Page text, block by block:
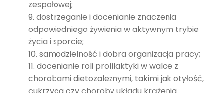
zespołowej;
dostrzeganie i docenianie znaczenia
odpowiedniego żywienia w aktywnym trybie
życia i sporcie;
samodzielność i dobra organizacja pracy;
docenianie roli profilaktyki w walce z
chorobami dietozależnymi, takimi jak otyłość,
cukrzyca czy choroby układu krążenia.